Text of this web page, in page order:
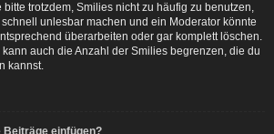
bitte trotzdem, Smilies nicht zu häufig zu benutzen,
unlesbar machen und ein Moderator könnte
überarbeiten oder gar komplett löschen.
auch die Anzahl der Smilies begrenzen, die du
kannst.
Beiträge einfügen?